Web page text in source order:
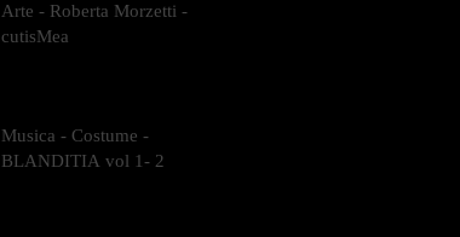
Arte - Roberta Morzetti -
cutisMea
Musica - Costume -
BLANDITIA vol 1- 2